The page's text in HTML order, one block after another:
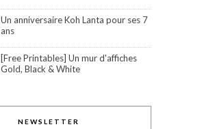
Un anniversaire Koh Lanta pour ses 7
ans
[Free Printables] Un mur d'affiches
Gold, Black & White
NEWSLETTER